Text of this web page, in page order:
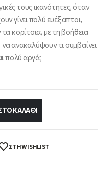
τους ικανότητες, όταν
γίνει πολύ ευέξαπτοι,
κορίτσια, με τη βοήθεια
ανακαλύψουν τι συμβαίνει
πολύ αργά;
ΚΑΛΆΘΙ
ΣΤΗ WISHLIST